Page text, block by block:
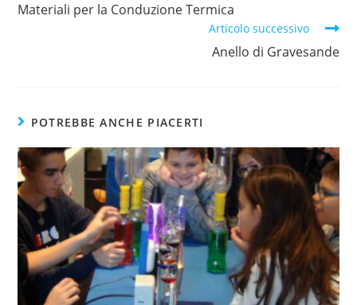
Materiali per la Conduzione Termica
Articolo successivo
Anello di Gravesande
POTREBBE ANCHE PIACERTI